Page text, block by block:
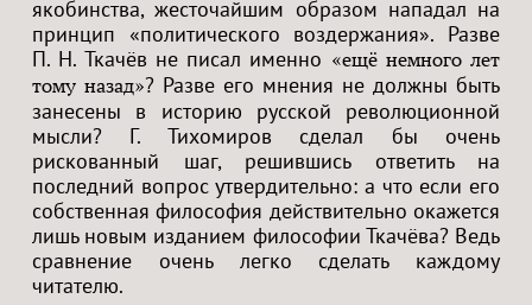
якобинства, жесточайшим образом нападал на
принцип «политического воздержания». Разве
П. Н. Ткачёв не писал именно «ещё немного лет
тому назад»? Разве его мнения не должны быть
занесены в историю русской революционной
мысли? Г. Тихомиров сделал бы очень
рискованный шаг, решившись ответить на
последний вопрос утвердительно: а что если его
собственная философия действительно окажется
лишь новым изданием философии Ткачёва? Ведь
сравнение очень легко сделать каждому
читателю.